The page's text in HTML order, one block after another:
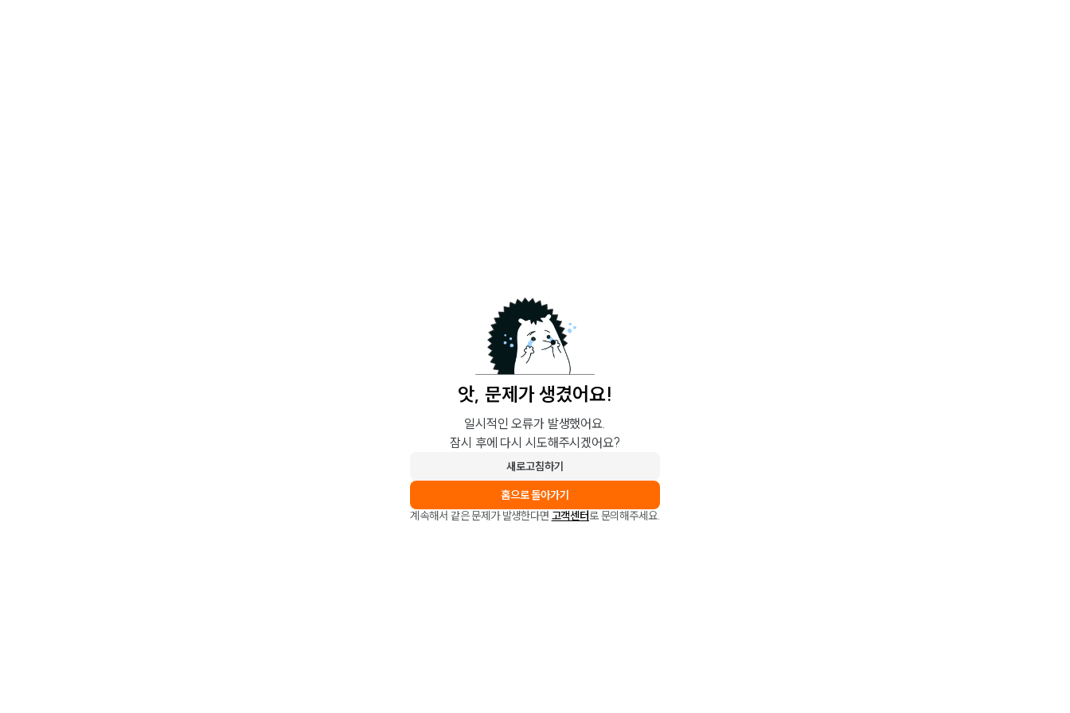
앗, 문제가 생겼어요!
일시적인 오류가 발생했어요.
잠시 후에 다시 시도해주시겠어요?
새로고침하기
홈으로 돌아가기
계속해서 같은 문제가 발생한다면 고객센터로 문의해주세요.